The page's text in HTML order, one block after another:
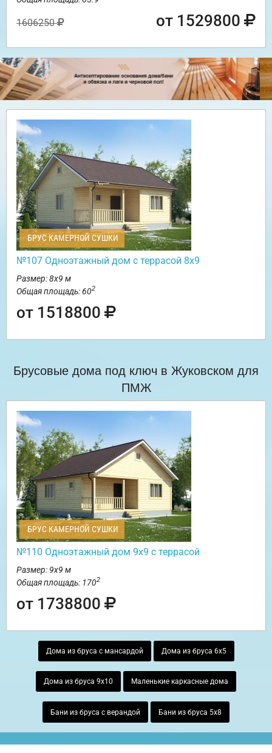
1606250 от 1529800
БРУС КАМЕРНОЙ СУШКИ
№107 Одноэтажный дом с террасой 8х9
Размер: 8х9 м
Общая площадь: 602
от 1518800
Брусовые дома под ключ в Жуковском для
ПМЖ
БРУС КАМЕРНОЙ СУШКИ
№110 Одноэтажный дом 9х9 с террасой
Размер: 9х9 м
Общая площадь: 1702
от 1738800
Дома из бруса с мансардой Дома из бруса 6х5
Дома из бруса 9х10 Маленькие каркасные дома
Бани из бруса с верандой Бани из бруса 5х8